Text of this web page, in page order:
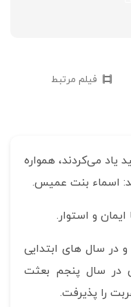
فیلم مرتبط
یاد می‌کردند، همواره
اسماء بنت عمیس.
ایمان و استوار.
در سال های ابتدایی
در سال پنجم بعثت
را پذیرفت.